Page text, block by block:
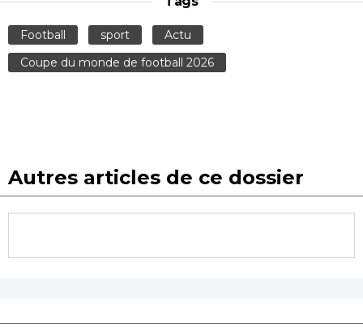
Football sport
Actu
Coupe du monde de football 2026
Autres articles de ce dossier